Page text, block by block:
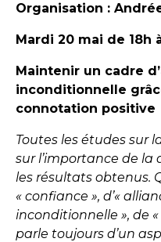
Organisation :
Mardi 20 mai de 18h
Maintenir un cadre
inconditionnelle g
connotation positive
Toutes les études sur
sur l’importance de
les résultats obtenus.
« confiance », d’«
inconditionnelle », de
parle toujours d’un